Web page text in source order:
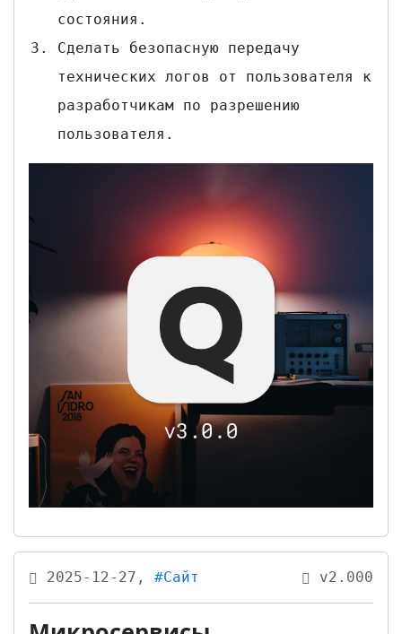
состояния.
Сделать безопасную передачу
технических логов от пользователя к
разработчикам по разрешению
пользователя.
2025-12-27, #Сайт v2.000